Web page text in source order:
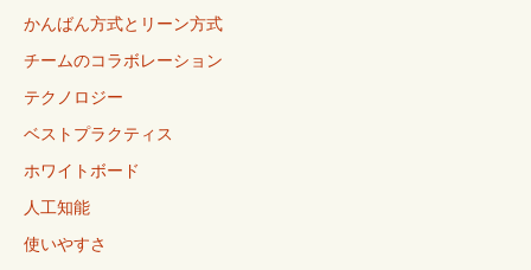
かんばん方式とリーン方式
チームのコラボレーション
テクノロジー
ベストプラクティス
ホワイトボード
人工知能
使いやすさ